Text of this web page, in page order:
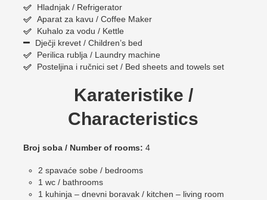
Hladnjak / Refrigerator
Aparat za kavu / Coffee Maker
Kuhalo za vodu / Kettle
Dječji krevet / Children’s bed
Perilica rublja / Laundry machine
Posteljina i ručnici set / Bed sheets and towels set
Karateristike /
Characteristics
Broj soba / Number of rooms: 4
2 spavaće sobe / bedrooms
1 wc / bathrooms
1 kuhinja – dnevni boravak / kitchen – living room